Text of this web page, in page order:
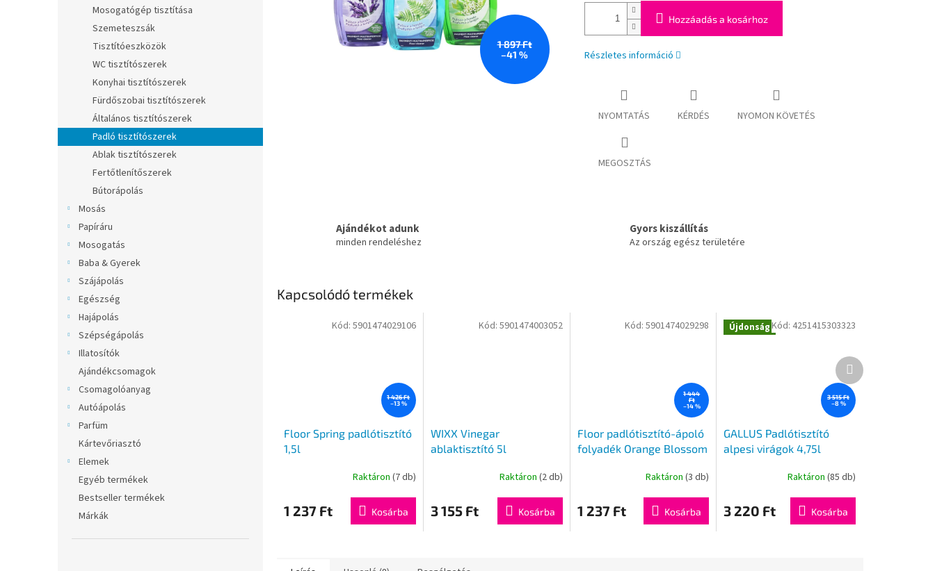
Mosogatógép tisztítása
Szemeteszsák
Tisztítóeszközök
WC tisztítószerek
Konyhai tisztítószerek
Fürdőszobai tisztítószerek
Általános tisztítószerek
Padló tisztítószerek
Ablak tisztítószerek
Fertőtlenítőszerek
Bútorápolás
Mosás
Papíráru
Mosogatás
Baba & Gyerek
Szájápolás
Egészség
Hajápolás
Szépségápolás
Illatosítók
Ajándékcsomagok
Csomagolóanyag
Autóápolás
Parfüm
Kártevőriasztó
Elemek
Egyéb termékek
Bestseller termékek
Márkák
1 897 Ft
–41 %
Hozzáadás a kosárhoz
Részletes információ
NYOMTATÁS KÉRDÉS NYOMON KÖVETÉS
MEGOSZTÁS
Ajándékot adunk
minden rendeléshez
Gyors kiszállítás
Az ország egész területére
Kapcsolódó termékek
1 426 Ft
–13 %
Floor Spring padlótisztító
1,5l
Raktáron (7 db)
1 237 Ft Kosárba
Kód: 5901474029106
WIXX Vinegar
ablaktisztító 5l
Raktáron (2 db)
3 155 Ft Kosárba
Kód: 5901474003052
1 444
Ft
–14 %
Floor padlótisztító-ápoló
folyadék Orange Blossom
Raktáron(3 db)
1 237 Ft Kosárba
Kód:5901474029298 Újdonság
3 515 Ft
–8 %
GALLUS Padlótisztító
alpesi virágok 4,75l
Raktáron (85 db)
3 220 Ft Kosárba
Kód: 4251415303323
Következő
termék